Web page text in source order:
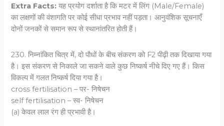
Extra Facts: यह प्रयोग दर्शाता है कि मटर में लिंग (Male/Female)
का लक्षणों की वंशागति पर कोई सीधा प्रभाव नहीं पड़ता। आनुवंशिक सूचनाएँ
दोनों जनकों से समान रूप से स्थानांतरित होती हैं।
230. निम्नांकित चित्र में, दो पौधों के बीच संकरण को F2 पीढ़ी तक दिखाया गया
है। इस संकरण से निकाले जा सकने वाले कुछ निष्कर्ष नीचे दिए गए हैं। किस
विकल्प में गलत निष्कर्ष दिया गया है।
cross fertilisation – पर- निषेचन
self fertilisation – स्व- निषेचन
(a) केवल लाल रंग ही प्रभावी है।